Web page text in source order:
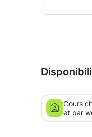
Cours
et par